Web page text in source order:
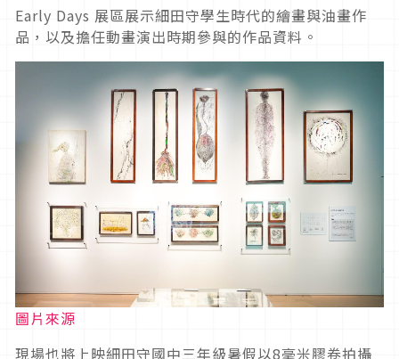
Early Days 展區展示細田守學生時代的繪畫與油畫作
品，以及擔任動畫演出時期參與的作品資料。
圖片來源
現場也將上映細田守國中三年級暑假以8毫米膠卷拍攝